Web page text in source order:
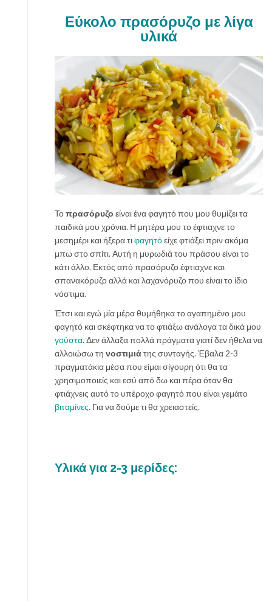
Εύκολο πρασόρυζο με λίγα
υλικά
Τοπρασόρυζο είναι ένα φαγητό που μου θυμίζει τα
παιδικά μου χρόνια. Η μητέρα μου το έφτιαχνε το
μεσημέρι και ήξερα τιφαγητόείχε φτιάξει πριν ακόμα
μπω στο σπίτι. Αυτή η μυρωδιά του πράσου είναι το
κάτι άλλο. Εκτός από πρασόρυζο έφτιαχνε και
σπανακόρυζο αλλά και λαχανόρυζο που είναι το ίδιο
νόστιμα.
Έτσι και εγώ μία μέρα θυμήθηκα το αγαπημένο μου
φαγητό και σκέφτηκα να το φτιάξω ανάλογα τα δικά μου
γούστα. Δεν άλλαξα πολλά πράγματα γιατί δεν ήθελα να
αλλοιώσω τη νοστιμιάτης συνταγής. Έβαλα 2-3
πραγματάκια μέσα που είμαι σίγουρη ότι θα τα
χρησιμοποιείς και εσύ από δω και πέρα όταν θα
φτιάχνεις αυτό το υπέροχο φαγητό που είναι γεμάτο
βιταμίνες. Για να δούμε τι θα χρειαστείς.
Υλικά για 2-3 μερίδες: